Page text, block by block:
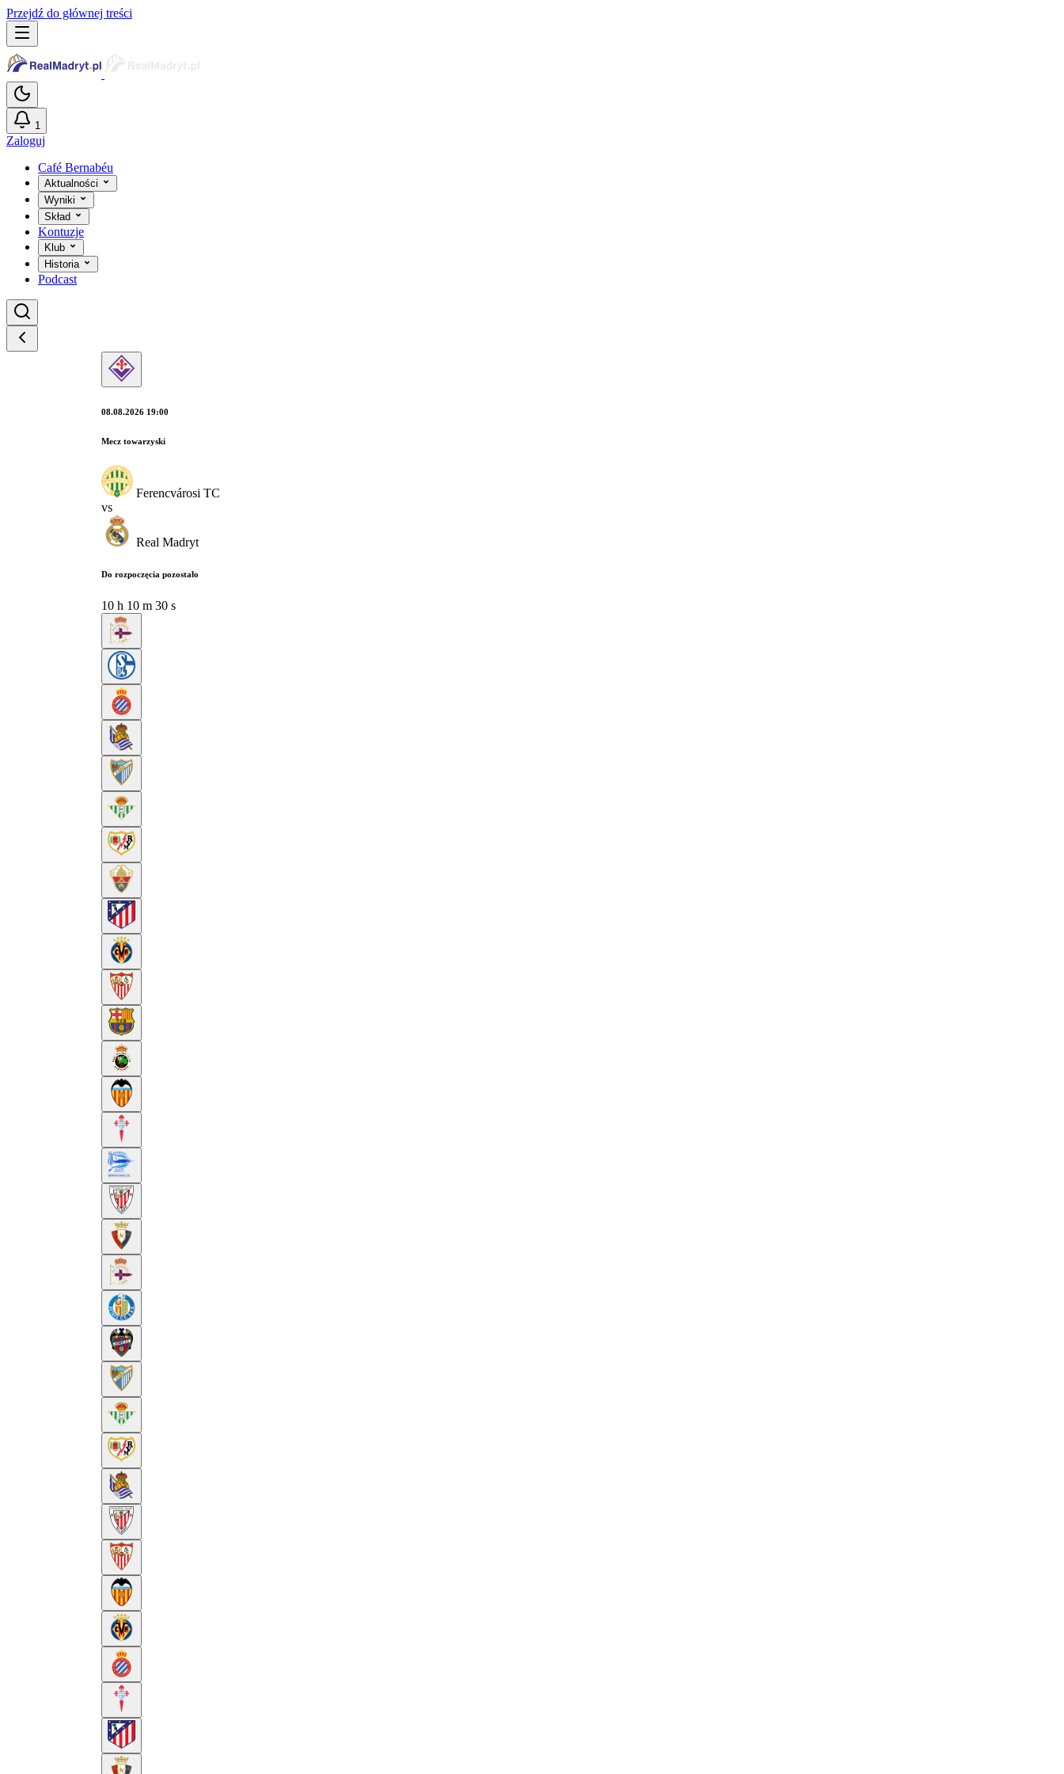
Przejdź do głównej treści
1
Zaloguj
Café Bernabéu
Aktualności
Wyniki
Skład
Kontuzje
Klub
Historia
Podcast
08.08.2026 19:00
Mecz towarzyski
Ferencvárosi TC
vs
Real Madryt
Do rozpoczęcia pozostało
10 h 10 m 29 s